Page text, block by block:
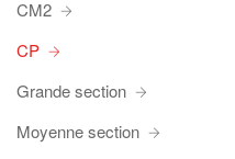
CM2
CP
Grande section
Moyenne section